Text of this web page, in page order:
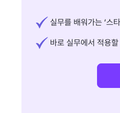
실무를 배워가는 ‘스
바로 실무에서 적용